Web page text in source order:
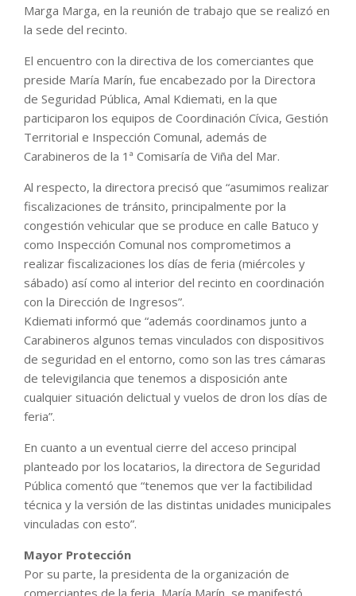
Marga Marga, en la reunión de trabajo que se realizó en
la sede del recinto.
El encuentro con la directiva de los comerciantes que
preside María Marín, fue encabezado por la Directora
de Seguridad Pública, Amal Kdiemati, en la que
participaron los equipos de Coordinación Cívica, Gestión
Territorial e Inspección Comunal, además de
Carabineros de la 1ª Comisaría de Viña del Mar.
Al respecto, la directora precisó que “asumimos realizar
fiscalizaciones de tránsito, principalmente por la
congestión vehicular que se produce en calle Batuco y
como Inspección Comunal nos comprometimos a
realizar fiscalizaciones los días de feria (miércoles y
sábado) así como al interior del recinto en coordinación
con la Dirección de Ingresos”.
Kdiemati informó que “además coordinamos junto a
Carabineros algunos temas vinculados con dispositivos
de seguridad en el entorno, como son las tres cámaras
de televigilancia que tenemos a disposición ante
cualquier situación delictual y vuelos de dron los días de
feria”.
En cuanto a un eventual cierre del acceso principal
planteado por los locatarios, la directora de Seguridad
Pública comentó que “tenemos que ver la factibilidad
técnica y la versión de las distintas unidades municipales
vinculadas con esto”.
Mayor Protección
Por su parte, la presidenta de la organización de
comerciantes de la feria, María Marín, se manifestó